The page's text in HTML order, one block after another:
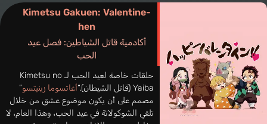
Kimetsu Gakuen: Valentine-
hen
أكادمية قاتل الشياطين: فصل عيد
الحب
حلقات خاصة لعيد الحب لـ Kimetsu no
Yaiba (قاتل الشيطان).“
أغاتسوما زينيتسو”
مصمم على أن يكون موضوع عشق من خلال
تلقي الشوكولاتة في عيد الحب، وهذا العام، لا